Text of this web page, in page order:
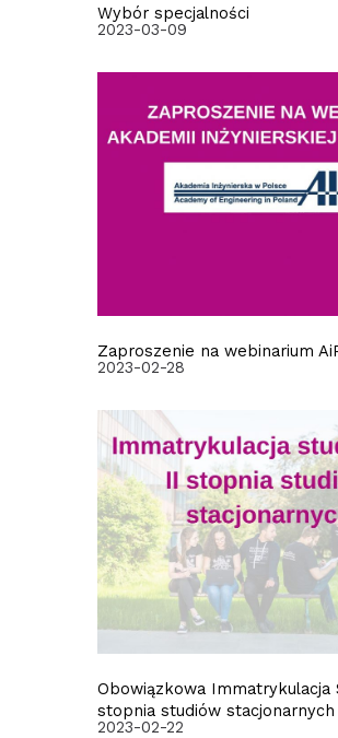
Wybór specjalności
2023-03-09
Zaproszenie na webinarium
2023-02-28
Obowiązkowa Immatrykulacja
stopnia studiów stacjonarnych
2023-02-22